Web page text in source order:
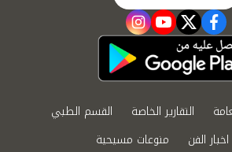
facebook
twitter
youtube
instagram
التقارير الخاصة
القسم الطبي
اخبار الفن
منوعات مسيحية